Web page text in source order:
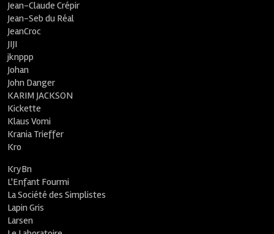
Jean-Claude Crépir
Jean-Seb du Réal
JeanCroc
JIJI
jknppp
Johan
John Danger
KARIM JACKSON
Kickette
Klaus Vomi
Krania Trieffer
Kro
KryBn
L'Enfant Fourmi
La Société des Simplistes
Lapin Gris
Larsen